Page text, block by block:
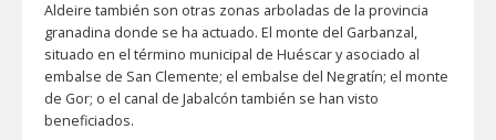
Aldeire también son otras zonas arboladas de la provincia
granadina donde se ha actuado. El monte del Garbanzal,
situado en el término municipal de Huéscar y asociado al
embalse de San Clemente; el embalse del Negratín; el monte
de Gor; o el canal de Jabalcón también se han visto
beneficiados.